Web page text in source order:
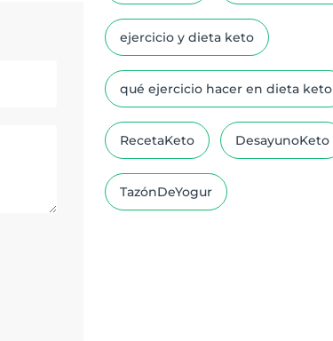
ejercicio y dieta keto
qué ejercicio hacer en dieta keto
RecetaKeto DesayunoKeto
TazónDeYogur